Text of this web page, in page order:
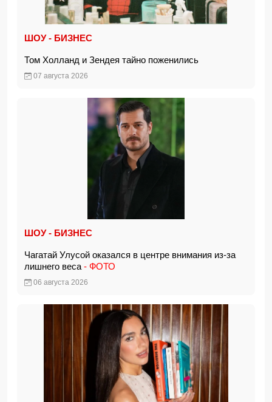
ШОУ - БИЗНЕС
Том Холланд и Зендея тайно поженились
07 августа 2026
ШОУ - БИЗНЕС
Чагатай Улусой оказался в центре внимания из-за
лишнего веса - ФОТО
06 августа 2026